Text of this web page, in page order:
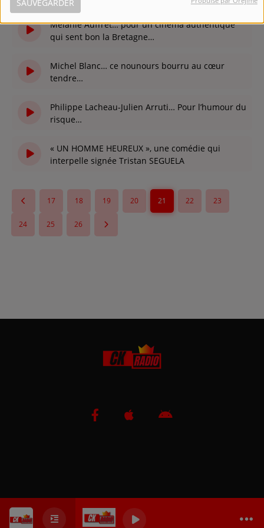
SAUVEGARDER
Mélanie Auffret… pour un cinéma authentique
qui sent bon la Bretagne…
Michel Blanc… ce nounours bourru au cœur
tendre…
Philippe Lacheau-Julien Arruti… Pour l’humour du
risque…
« UN HOMME HEUREUX », une comédie qui
interpelle signée Tristan SEGUELA
17 18 19 20 21 22 23
24 25 26